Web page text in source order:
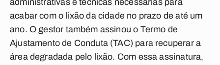
administrativas e técnicas necessárias para
acabar com o lixão da cidade no prazo de até um
ano. O gestor também assinou o Termo de
Ajustamento de Conduta (TAC) para recuperar a
área degradada pelo lixão. Com essa assinatura,